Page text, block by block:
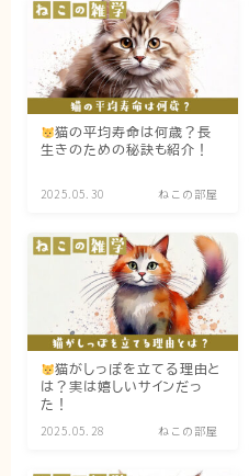
猫暮らしの平均
猫のなぜ？
ゆずとシンバの日常
ねこの部屋
猫の健康・ケア関連
猫の行動学・不思議な習性
猫と人間の共生・社会問題
猫の雑学・トリビア
猫との暮らし・生活設計
猫の可愛さ発見シリーズ
猫と暮らす快適環境づくり
猫と暮らすシニアライフ
猫の平均寿命は何歳？長
生きのための秘訣も紹介！
2025.05.30 ねこの部屋
猫がしっぽを立てる理由と
は？実は嬉しいサインだっ
た！
2025.05.28 ねこの部屋